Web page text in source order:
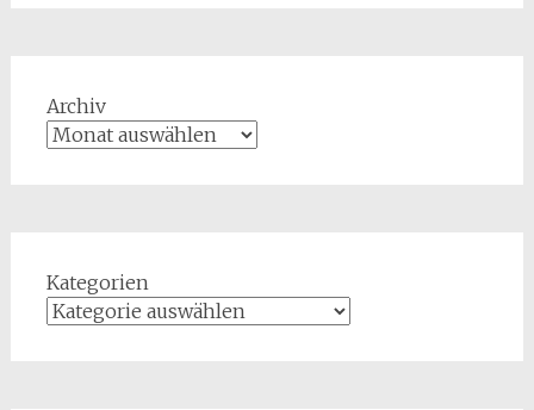
Archiv
Kategorien